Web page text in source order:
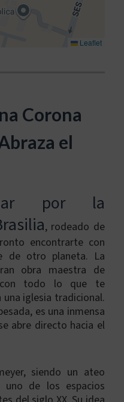
Leaflet
Corona
el
por la
, rodeado de
encontrarte con
de otro planeta. La
obra maestra de
con todo lo que te
una iglesia tradicional.
es una inmensa
abre directo hacia el
siendo un ateo
uno de los espacios